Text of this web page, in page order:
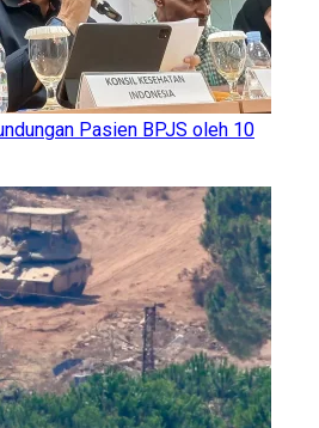
Pasien BPJS oleh 10